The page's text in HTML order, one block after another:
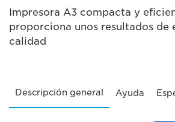
Impresora A3 compacta y
proporciona unos resultados de
calidad
Descripción general Ayuda